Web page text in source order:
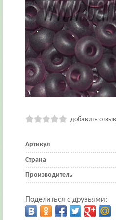
добавить отзыв
Артикул
Страна
Производитель
Поделиться с друзьями: